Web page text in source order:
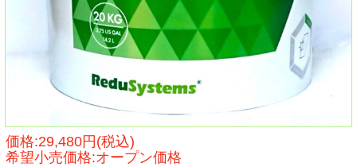
価格:29,480円(税込)
希望小売価格:オープン価格